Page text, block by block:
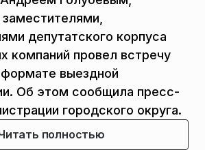
депутатского корпуса
компаний провел встречу
выездной
Об этом сообщила пресс-
городского округа.
полностью